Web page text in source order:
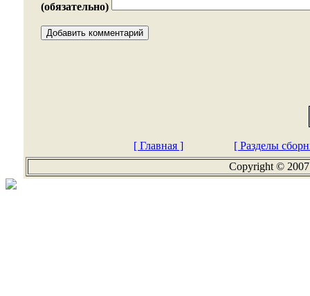
(обязательно)
[ Главная ]
[ Разделы
Copyright ©